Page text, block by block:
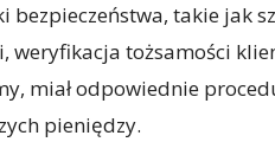
bezpieczeństwa, takie jak
tożsamości
miał odpowiednie
pieniędzy.